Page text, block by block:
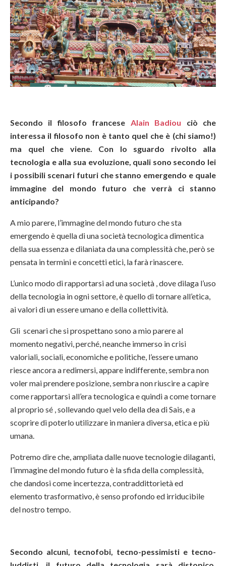
Secondo il filosofo francese Alain Badiou ciò che
interessa il filosofo non è tanto quel che è (chi siamo!)
ma quel che viene. Con lo sguardo rivolto alla
tecnologia e alla sua evoluzione, quali sono secondo lei
i possibili scenari futuri che stanno emergendo e quale
immagine del mondo futuro che verrà ci stanno
anticipando?
A mio parere, l’immagine del mondo futuro che sta
emergendo è quella di una società tecnologica dimentica
della sua essenza e dilaniata da una complessità che, però se
pensata in termini e concetti etici, la farà rinascere.
L’unico modo di rapportarsi ad una società , dove dilaga l’uso
della tecnologia in ogni settore, è quello di tornare all’etica,
ai valori di un essere umano e della collettività.
Gli scenari che si prospettano sono a mio parere al
momento negativi, perché, neanche immerso in crisi
valoriali, sociali, economiche e politiche, l’essere umano
riesce ancora a redimersi, appare indifferente, sembra non
voler mai prendere posizione, sembra non riuscire a capire
come rapportarsi all’era tecnologica e quindi a come tornare
al proprio sé , sollevando quel velo della dea di Sais, e a
scoprire di poterlo utilizzare in maniera diversa, etica e più
umana.
Potremo dire che, ampliata dalle nuove tecnologie dilaganti,
l’immagine del mondo futuro è la sfida della complessità,
che dandosi come incertezza, contraddittorietà ed
elemento trasformativo, è senso profondo ed irriducibile
del nostro tempo.
Secondo alcuni, tecnofobi, tecno-pessimisti e tecno-